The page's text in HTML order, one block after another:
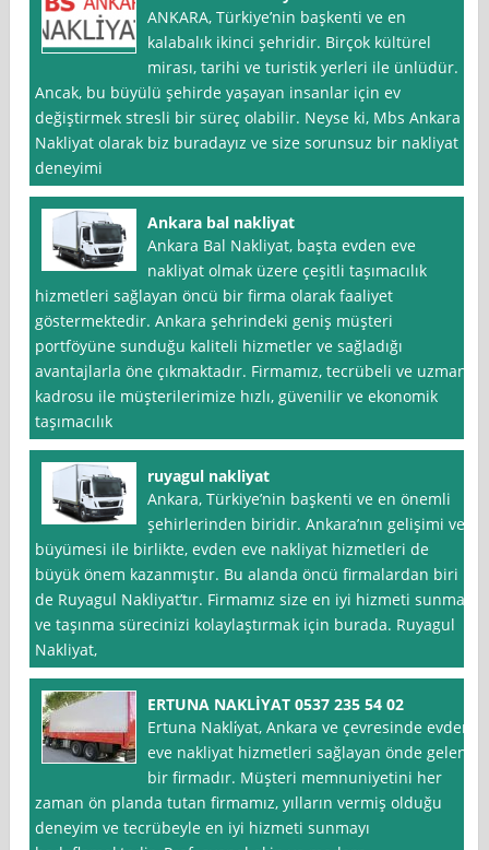
ANKARA, Türkiye’nin başkenti ve en
kalabalık ikinci şehridir. Birçok kültürel
mirası, tarihi ve turistik yerleri ile ünlüdür.
Ancak, bu büyülü şehirde yaşayan insanlar için ev
değiştirmek stresli bir süreç olabilir. Neyse ki, Mbs Ankara
Nakliyat olarak biz buradayız ve size sorunsuz bir nakliyat
deneyimi
Ankara bal nakliyat
Ankara Bal Nakliyat, başta evden eve
nakliyat olmak üzere çeşitli taşımacılık
hizmetleri sağlayan öncü bir firma olarak faaliyet
göstermektedir. Ankara şehrindeki geniş müşteri
portföyüne sunduğu kaliteli hizmetler ve sağladığı
avantajlarla öne çıkmaktadır. Firmamız, tecrübeli ve uzman
kadrosu ile müşterilerimize hızlı, güvenilir ve ekonomik
taşımacılık
ruyagul nakliyat
Ankara, Türkiye’nin başkenti ve en önemli
şehirlerinden biridir. Ankara’nın gelişimi ve
büyümesi ile birlikte, evden eve nakliyat hizmetleri de
büyük önem kazanmıştır. Bu alanda öncü firmalardan biri
de Ruyagul Nakliyat’tır. Firmamız size en iyi hizmeti sunmak
ve taşınma sürecinizi kolaylaştırmak için burada. Ruyagul
Nakliyat,
ERTUNA NAKLİYAT 0537 235 54 02
Ertuna Nakli̇yat, Ankara ve çevresinde evden
eve nakliyat hizmetleri sağlayan önde gelen
bir firmadır. Müşteri memnuniyetini her
zaman ön planda tutan firmamız, yılların vermiş olduğu
deneyim ve tecrübeyle en iyi hizmeti sunmayı